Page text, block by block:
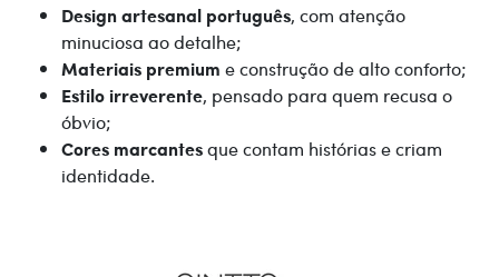
Design artesanal português, com atenção
minuciosa ao detalhe;
Materiais premium e construção de alto conforto;
Estilo irreverente, pensado para quem recusa o
óbvio;
Cores marcantesque contam histórias e criam
identidade.